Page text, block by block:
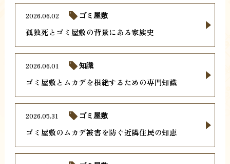
孤独死とゴミ屋敷の背景にある家族史
2026.06.02 ゴミ屋敷
ゴミ屋敷とムカデを根絶するための専門知識
2026.06.01 知識
ゴミ屋敷のムカデ被害を防ぐ近隣住民の知恵
2026.05.31 ゴミ屋敷